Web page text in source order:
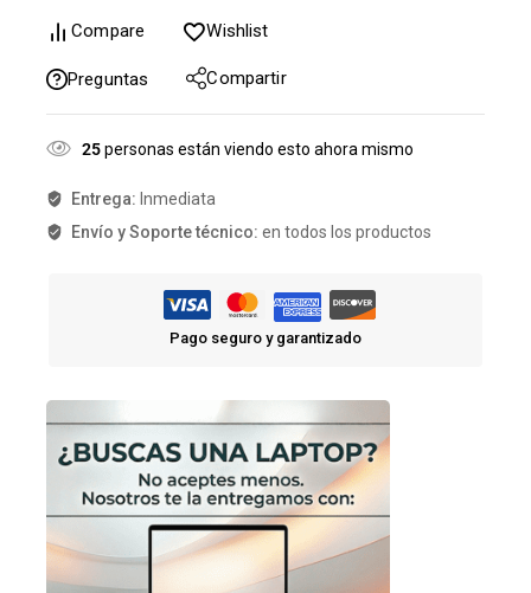
Compare Wishlist
Preguntas Compartir
25personas están viendo esto ahora mismo
Entrega: Inmediata
Envío y Soporte técnico: en todos los productos
Pago seguro y garantizado